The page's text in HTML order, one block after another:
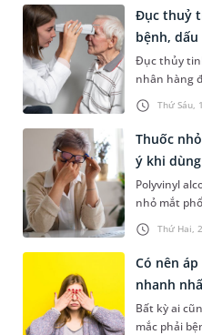
tiêu chuẩn
phượng là
cắt mí để
Thứ Sáu,
Đục thuỷ
bệnh,
Đục thủy
nhân hàng
đặc biệt ở
các dấu
đủ về các
để phục
Thứ Hai,
Thuốc
ý khi dùng
Polyvinyl
nhỏ mắt
hiểu rõ về
giúp bạn
và những
hiệu quả,
Có nên
nhanh
Bất kỳ ai
mắc phải